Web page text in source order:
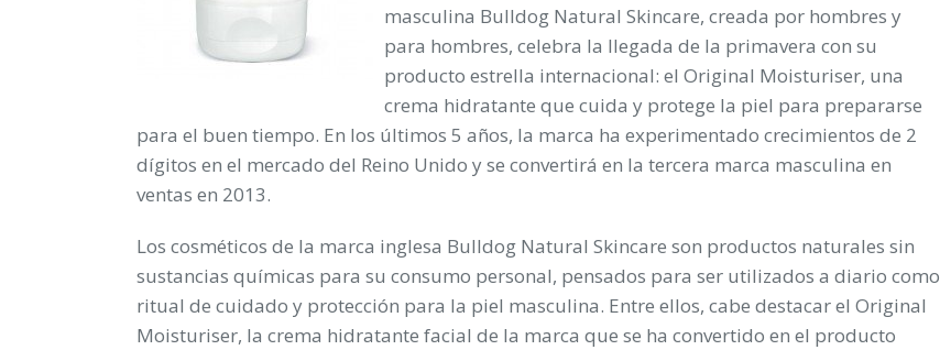
masculina Bulldog Natural Skincare, creada por hombres y
para hombres, celebra la llegada de la primavera con su
producto estrella internacional: el Original Moisturiser, una
crema hidratante que cuida y protege la piel para prepararse
para el buen tiempo. En los últimos 5 años, la marca ha experimentado crecimientos de 2
dígitos en el mercado del Reino Unido y se convertirá en la tercera marca masculina en
ventas en 2013.
Los cosméticos de la marca inglesa Bulldog Natural Skincare son productos naturales sin
sustancias químicas para su consumo personal, pensados para ser utilizados a diario como
ritual de cuidado y protección para la piel masculina. Entre ellos, cabe destacar el Original
Moisturiser, la crema hidratante facial de la marca que se ha convertido en el producto